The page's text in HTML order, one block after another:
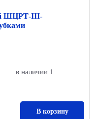
ШЦРТ-III-
в наличии 1
В корзину